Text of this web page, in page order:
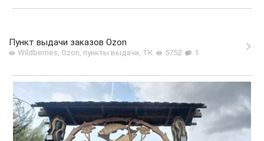
Пункт выдачи заказов Ozon
Wildberries, Ozon, пункты выдачи, ТК 5752 1